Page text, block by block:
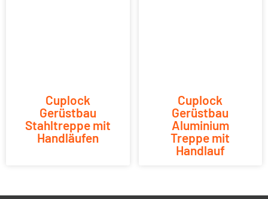
Cuplock
Gerüstbau
Stahltreppe mit
Handläufen
Cuplock
Gerüstbau
Aluminium
Treppe mit
Handlauf